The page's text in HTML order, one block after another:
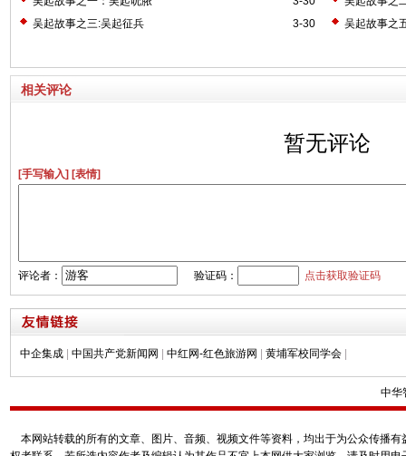
3-30
吴起故事之三:吴起征兵 吴起故事之
相关评论
暂无评论
[手写输入] [表情]
评论者： 验证码： 点击获取验证码
中企集成 中国共产党新闻网 中红网-红色旅游网 黄埔军校同学会
中华
本网站转载的所有的文章、图片、音频、视频文件等资料，均出于为公众传播